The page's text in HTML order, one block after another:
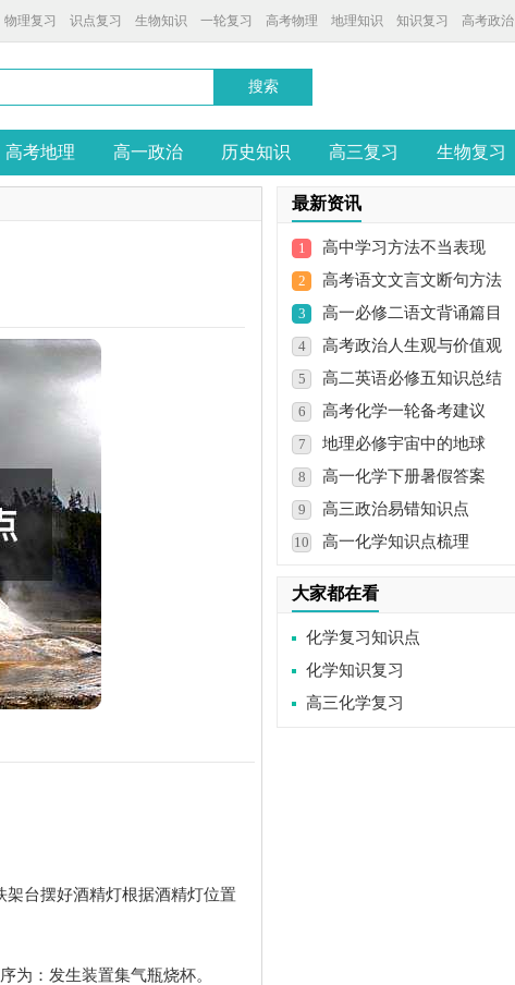
高考政治
知识复习
地理知识
高考物理
一轮复习
生物知识
识点复习
物理复习
高考地理 高一政治 历史知识 高三复习 生物复习
台摆好酒精灯根据酒精灯位置
为：发生装置集气瓶烧杯。
最新资讯
1 高中学习方法不当表现
2 高考语文文言文断句方法
3 高一必修二语文背诵篇目
4 高考政治人生观与价值观
5 高二英语必修五知识总结
6 高考化学一轮备考建议
7 地理必修宇宙中的地球
8 高一化学下册暑假答案
9 高三政治易错知识点
10 高一化学知识点梳理
大家都在看
化学复习知识点
化学知识复习
高三化学复习